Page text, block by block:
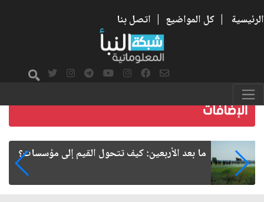
الرئيسية | كل المواضيع | اتصل بنا
الأربعين.. قضية تتجاوز الدسائس